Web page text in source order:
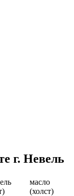
г. Невель
масло
(холст)